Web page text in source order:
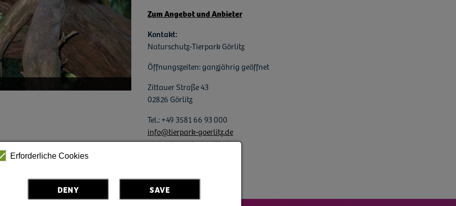
Zum Angebot und Anbieter
Kontakt:
Naturschutz-Tierpark Görlitz
Öffnungszeiten: ganzjährig geöffnet
Zittauer Straße 43
02826 Görlitz
Tel.: +49 3581 66 93 000
info@tierpark-goerlitz.de
www.tierpark-goerlitz.de
Erforderliche Cookies
DENY SAVE